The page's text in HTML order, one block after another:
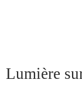
Lumière